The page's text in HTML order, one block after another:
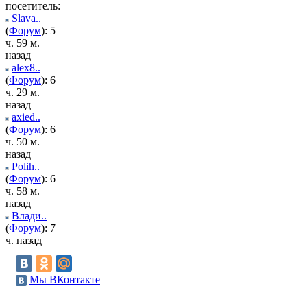
посетитель:
Slava..
(Форум): 5
ч. 59 м.
назад
alex8..
(Форум): 6
ч. 29 м.
назад
axied..
(Форум): 6
ч. 50 м.
назад
Polih..
(Форум): 6
ч. 58 м.
назад
Влади..
(Форум): 7
ч. назад
Мы ВКонтакте